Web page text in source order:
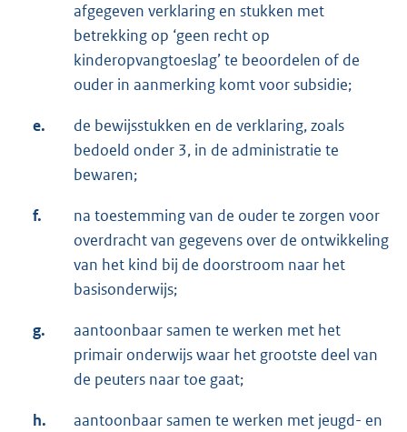
afgegeven verklaring en stukken met
betrekking op ‘geen recht op
kinderopvangtoeslag’ te beoordelen of de
ouder in aanmerking komt voor subsidie;
e.
de bewijsstukken en de verklaring, zoals
bedoeld onder 3, in de administratie te
bewaren;
f.
na toestemming van de ouder te zorgen voor
overdracht van gegevens over de ontwikkeling
van het kind bij de doorstroom naar het
basisonderwijs;
g.
aantoonbaar samen te werken met het
primair onderwijs waar het grootste deel van
de peuters naar toe gaat;
h.
aantoonbaar samen te werken met jeugd- en